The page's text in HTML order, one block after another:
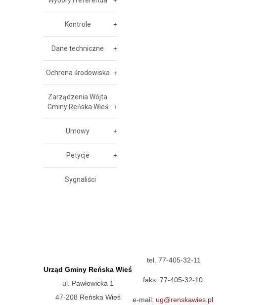
Kontrole
Dane techniczne
Ochrona środowiska
Zarządzenia Wójta
Gminy Reńska Wieś
Umowy
Petycje
Sygnaliści
Urząd Gminy Reńska Wieś
ul. Pawłowicka 1
47-208 Reńska Wieś
tel. 77-405-32-11
faks. 77-405-32-10
e-mail: ug@renskawies.pl